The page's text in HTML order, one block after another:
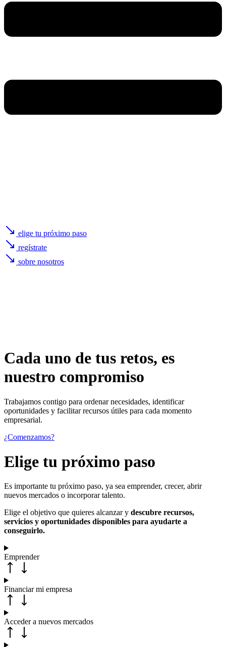
elige tu próximo paso
regístrate
sobre nosotros
Cada uno de tus retos, es
nuestro compromiso
Trabajamos contigo para ordenar necesidades, identificar
oportunidades y facilitar recursos útiles para cada momento
empresarial.
¿Comenzamos?
Elige tu próximo paso
Es importante tu próximo paso, ya sea emprender, crecer, abrir
nuevos mercados o incorporar talento.
Elige el objetivo que quieres alcanzar y descubre recursos,
servicios y oportunidades disponibles para ayudarte a
conseguirlo.
Emprender
Financiar mi empresa
Acceder a nuevos mercados